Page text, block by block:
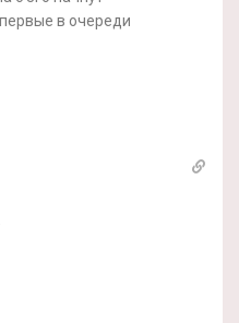
в очереди